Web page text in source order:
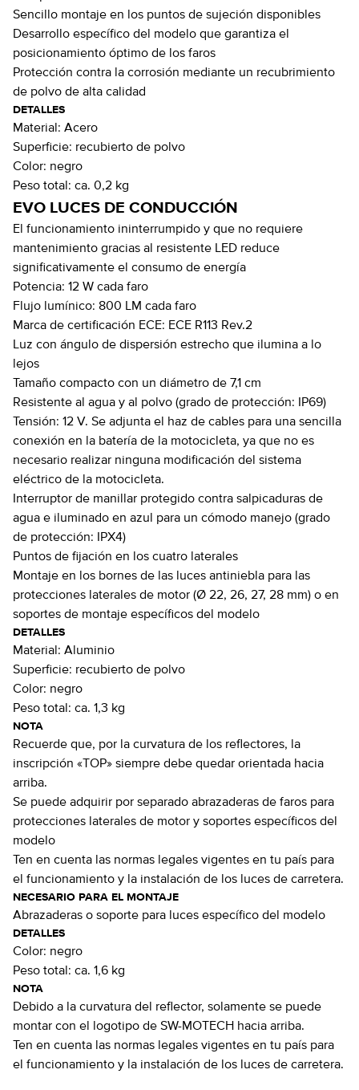
Sencillo montaje en los puntos de sujeción disponibles
Desarrollo específico del modelo que garantiza el
posicionamiento óptimo de los faros
Protección contra la corrosión mediante un recubrimiento
de polvo de alta calidad
DETALLES
Material: Acero
Superficie: recubierto de polvo
Color: negro
Peso total: ca. 0,2 kg
EVO LUCES DE CONDUCCIÓN
El funcionamiento ininterrumpido y que no requiere
mantenimiento gracias al resistente LED reduce
significativamente el consumo de energía
Potencia: 12 W cada faro
Flujo lumínico: 800 LM cada faro
Marca de certificación ECE: ECE R113 Rev.2
Luz con ángulo de dispersión estrecho que ilumina a lo
lejos
Tamaño compacto con un diámetro de 7,1 cm
Resistente al agua y al polvo (grado de protección: IP69)
Tensión: 12 V. Se adjunta el haz de cables para una sencilla
conexión en la batería de la motocicleta, ya que no es
necesario realizar ninguna modificación del sistema
eléctrico de la motocicleta.
Interruptor de manillar protegido contra salpicaduras de
agua e iluminado en azul para un cómodo manejo (grado
de protección: IPX4)
Puntos de fijación en los cuatro laterales
Montaje en los bornes de las luces antiniebla para las
protecciones laterales de motor (Ø 22, 26, 27, 28 mm) o en
soportes de montaje específicos del modelo
DETALLES
Material: Aluminio
Superficie: recubierto de polvo
Color: negro
Peso total: ca. 1,3 kg
NOTA
Recuerde que, por la curvatura de los reflectores, la
inscripción «TOP» siempre debe quedar orientada hacia
arriba.
Se puede adquirir por separado abrazaderas de faros para
protecciones laterales de motor y soportes específicos del
modelo
Ten en cuenta las normas legales vigentes en tu país para
el funcionamiento y la instalación de los luces de carretera.
NECESARIO PARA EL MONTAJE
Abrazaderas o soporte para luces específico del modelo
DETALLES
Color: negro
Peso total: ca. 1,6 kg
NOTA
Debido a la curvatura del reflector, solamente se puede
montar con el logotipo de SW-MOTECH hacia arriba.
Ten en cuenta las normas legales vigentes en tu país para
el funcionamiento y la instalación de los luces de carretera.